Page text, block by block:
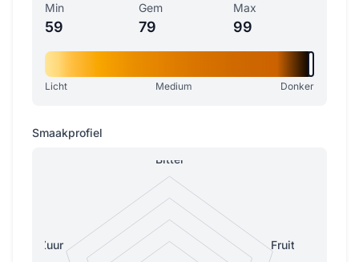
Min
59
Gem
79
Max
99
Licht Medium Donker
Smaakprofiel
Bitter
Fruitig
Zuur